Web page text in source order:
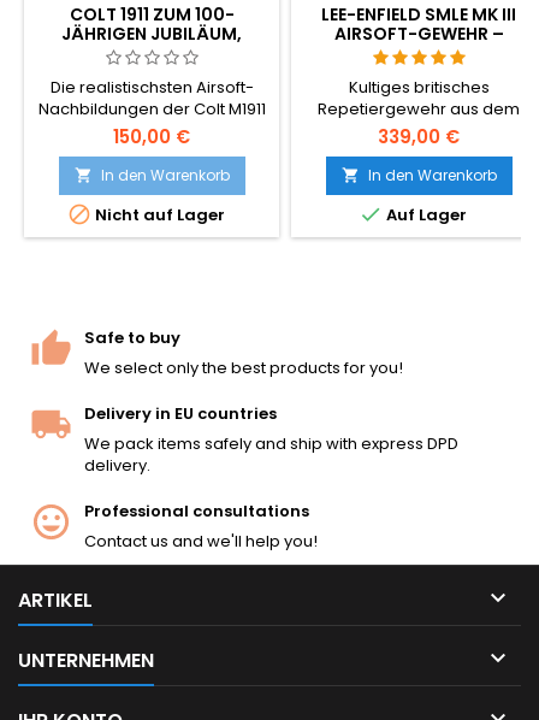
COLT 1911 ZUM 100-
JÄHRIGEN JUBILÄUM,
PARKERISIERT, CO2-
AIRSOFT
Die realistischsten Airsoft-
Nachbildungen der Colt M1911
auf dem Markt! Cybergun
180532.
150,00 €
 In den Warenkorb
 Nicht auf Lager
LEE-ENFIELD SMLE MK III
AIRSOFT-GEWEHR –
ECHTES HOLZ, MIT
PATRONENAUSWURF, DAS
LEGENDÄRE BRITISCHE
DIENSTGEWEHR
Kultiges britisches
Repetiergewehr aus dem
Zweiten Weltkrieg: Schaft aus
echtem Holz, Vollmetall-
Verschluss, echter
Patronenauswurf.
Abnehmbares 6-Schuss-
Magazin mit Metallpatronen
339,00 €
 In den Warenkorb
 Auf Lager
Safe to buy
We select only the best products for you!
Delivery in EU countries
We pack items safely and ship with express DPD
delivery.
Professional consultations
Contact us and we'll help you!
ARTIKEL 
UNTERNEHMEN 